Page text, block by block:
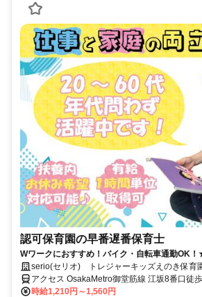
認可保育園の早番遅番保育士
Wワークにおすすめ！バイク・自転車通勤OK
員登用制度あり★
serio(セリオ) トレジャーキッズえのき保育
アクセス OsakaMetro御堂筋線 江坂8番口徒
江坂8番口徒歩約6分、OsakaMetro御堂筋線
時給1,210円～1,560円